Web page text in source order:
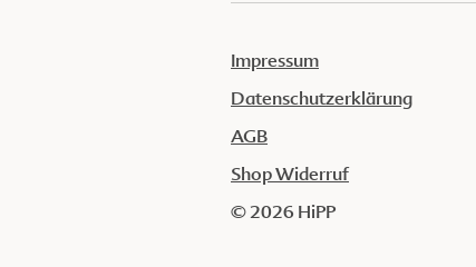
Impressum
Datenschutzerklärung
AGB
Shop Widerruf
© 2026 HiPP